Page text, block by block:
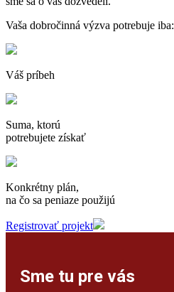
Vaša dobročinná výzva potrebuje iba:
Váš príbeh
Suma, ktorú
potrebujete získať
Konkrétny plán,
na čo sa peniaze použijú
Registrovať projekt
Sme tu pre vás